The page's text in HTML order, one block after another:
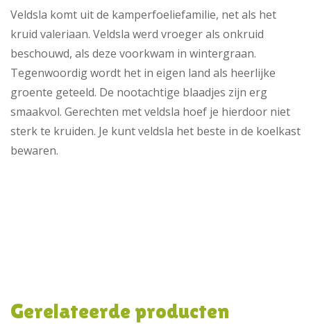
Veldsla komt uit de kamperfoeliefamilie, net als het
kruid valeriaan. Veldsla werd vroeger als onkruid
beschouwd, als deze voorkwam in wintergraan.
Tegenwoordig wordt het in eigen land als heerlijke
groente geteeld. De nootachtige blaadjes zijn erg
smaakvol. Gerechten met veldsla hoef je hierdoor niet
sterk te kruiden. Je kunt veldsla het beste in de koelkast
bewaren.
Gerelateerde producten